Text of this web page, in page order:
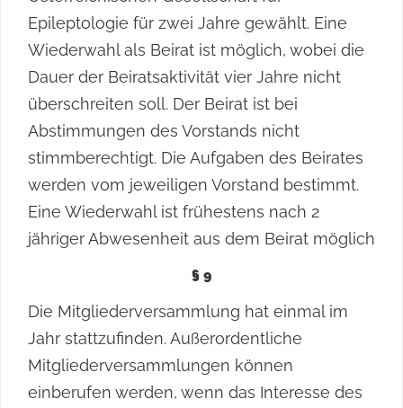
Epileptologie für zwei Jahre gewählt. Eine
Wiederwahl als Beirat ist möglich, wobei die
Dauer der Beiratsaktivität vier Jahre nicht
überschreiten soll. Der Beirat ist bei
Abstimmungen des Vorstands nicht
stimmberechtigt. Die Aufgaben des Beirates
werden vom jeweiligen Vorstand bestimmt.
Eine Wiederwahl ist frühestens nach 2
jähriger Abwesenheit aus dem Beirat möglich
§ 9
Die Mitgliederversammlung hat einmal im
Jahr stattzufinden. Außerordentliche
Mitgliederversammlungen können
einberufen werden, wenn das Interesse des